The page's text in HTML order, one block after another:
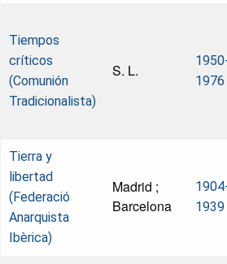
Tiempos
críticos
(Comunión
Tradicionalista)
S. L.
1976
Tierra y
libertad
(Federació
Anarquista
Ibèrica)
Madrid ;
Barcelona
1939